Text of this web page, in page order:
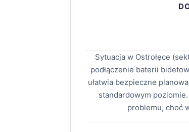
Sytuacja w Ostrołęce
podłączenie baterii
ułatwia bezpieczne
standardowym
problemu, choć